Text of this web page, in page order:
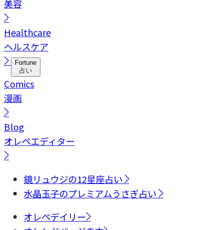
美容
Healthcare
ヘルスケア
Fortune
占い
Comics
漫画
Blog
オレペエディター
鏡リュウジの12星座占い
水晶玉子のプレミアムうさぎ占い
オレペデイリー